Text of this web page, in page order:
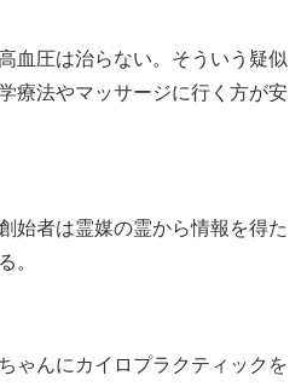
血圧は治らない。そういう疑似
療法やマッサージに行く方が安
始者は霊媒の霊から情報を得た
。
ゃんにカイロプラクティックを